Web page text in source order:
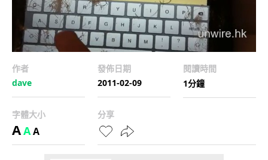
作者
dave
發佈日期
2011-02-09
閱讀時間
1分鐘
字體大小
AAA
分享